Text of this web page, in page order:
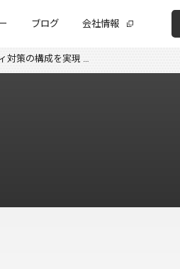
ブログ 会社情報
対策の構成を実現 …